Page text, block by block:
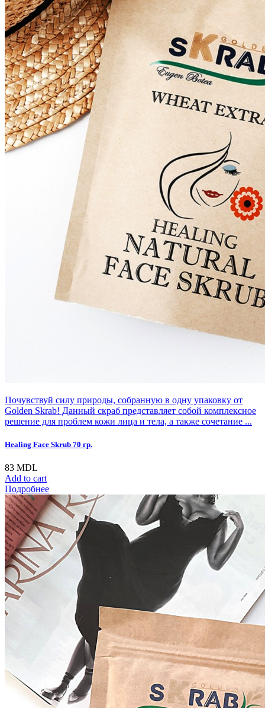
Почувствуй силу природы, собранную в одну упаковку от
Golden Skrab! Данный скраб представляет собой комплексное
решение для проблем кожи лица и тела, а также сочетание ...
Healing Face Skrub 70 гр.
83 MDL
Add to cart
Подробнее